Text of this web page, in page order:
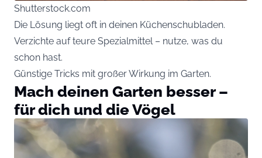
Shutterstock.com
Die Lösung liegt oft in deinen Küchenschubladen.
Verzichte auf teure Spezialmittel – nutze, was du
schon hast.
Günstige Tricks mit großer Wirkung im Garten.
Mach deinen Garten besser –
für dich und die Vögel